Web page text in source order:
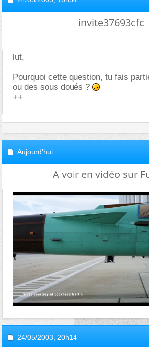
invite37693cfc
lut,
Pourquoi cette question, tu fais
ou des sous doués ?
++
Aujourd'hui
A voir en vidéo sur
24/05/2003, 20h14